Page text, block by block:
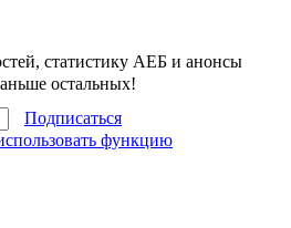
статистику АЕБ и анонсы
остальных!
Подписаться